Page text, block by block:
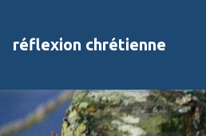
réflexion chrétienne